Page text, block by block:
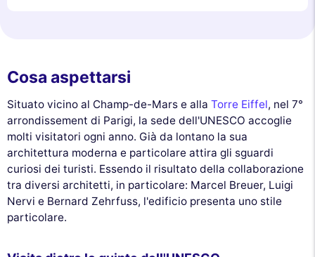
Cosa aspettarsi
Situato vicino al Champ-de-Mars e alla Torre Eiffel, nel 7°
arrondissement di Parigi, la sede dell'UNESCO accoglie
molti visitatori ogni anno. Già da lontano la sua
architettura moderna e particolare attira gli sguardi
curiosi dei turisti. Essendo il risultato della collaborazione
tra diversi architetti, in particolare: Marcel Breuer, Luigi
Nervi e Bernard Zehrfuss, l'edificio presenta uno stile
particolare.